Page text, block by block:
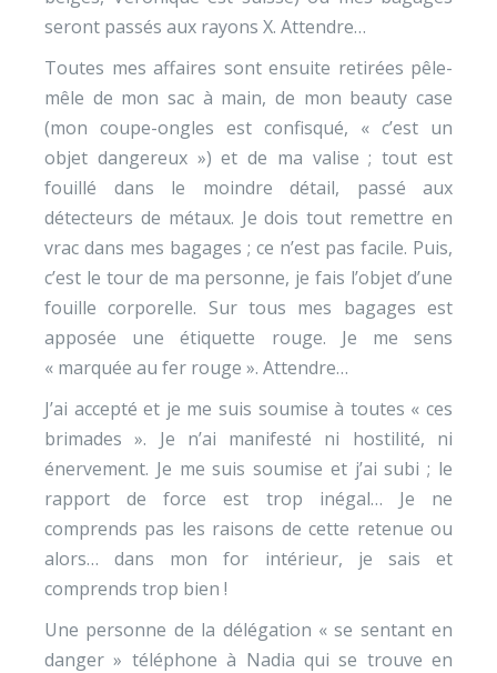
seront passés aux rayons X. Attendre…
Toutes mes affaires sont ensuite retirées pêle-
mêle de mon sac à main, de mon beauty case
(mon coupe-ongles est confisqué, « c’est un
objet dangereux ») et de ma valise ; tout est
fouillé dans le moindre détail, passé aux
détecteurs de métaux. Je dois tout remettre en
vrac dans mes bagages ; ce n’est pas facile. Puis,
c’est le tour de ma personne, je fais l’objet d’une
fouille corporelle. Sur tous mes bagages est
apposée une étiquette rouge. Je me sens
« marquée au fer rouge ». Attendre…
J’ai accepté et je me suis soumise à toutes « ces
brimades ». Je n’ai manifesté ni hostilité, ni
énervement. Je me suis soumise et j’ai subi ; le
rapport de force est trop inégal… Je ne
comprends pas les raisons de cette retenue ou
alors… dans mon for intérieur, je sais et
comprends trop bien !
Une personne de la délégation « se sentant en
danger » téléphone à Nadia qui se trouve en